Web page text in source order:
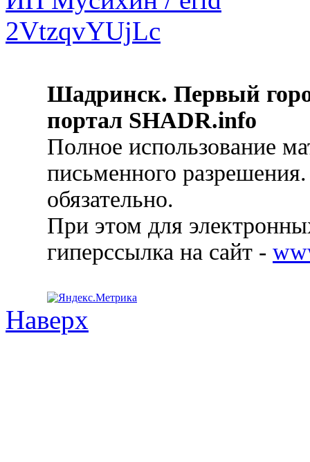
Шадринск. Первый
портал SHADR.info
Полное использование
письменного
обязательно.
При этом для
гиперссылка на сайт -
Наверх